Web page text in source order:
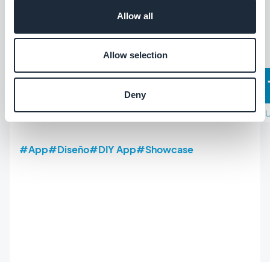
Allow all
Allow selection
Deny
gracias al tutorial que ofrece GoodBarber.
#App#Diseño#DIY App#Showcase